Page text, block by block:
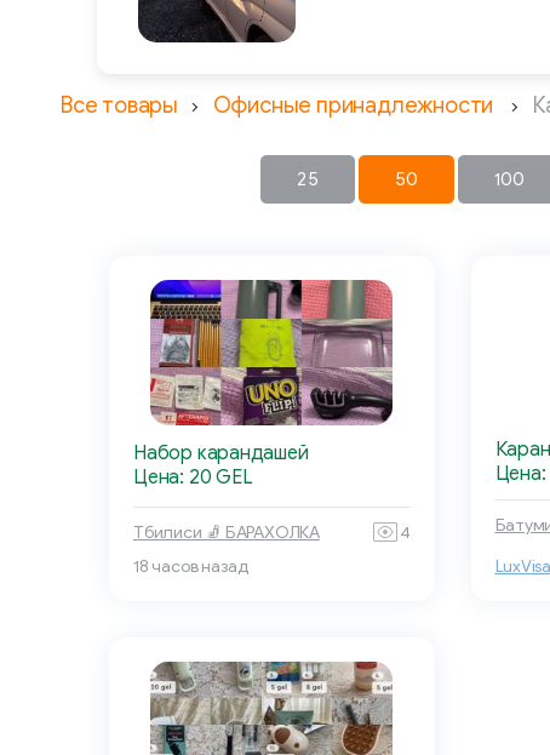
Все товары Офисные принадлежности
25 50 100
Набор карандашей
Цена: 20 GEL
Тбилиси 🧦 БАРАХОЛКА
4
18 часов назад
Цена: